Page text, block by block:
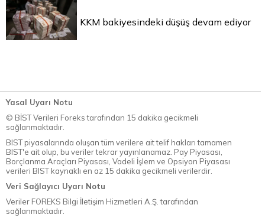
KKM bakiyesindeki düşüş devam ediyor
Yasal Uyarı Notu
© BİST Verileri Foreks tarafından 15 dakika gecikmeli
sağlanmaktadır.
BIST piyasalarında oluşan tüm verilere ait telif hakları tamamen
BIST'e ait olup, bu veriler tekrar yayınlanamaz. Pay Piyasası,
Borçlanma Araçları Piyasası, Vadeli İşlem ve Opsiyon Piyasası
verileri BIST kaynaklı en az 15 dakika gecikmeli verilerdir.
Veri Sağlayıcı Uyarı Notu
Veriler FOREKS Bilgi İletişim Hizmetleri A.Ş. tarafından
sağlanmaktadır.